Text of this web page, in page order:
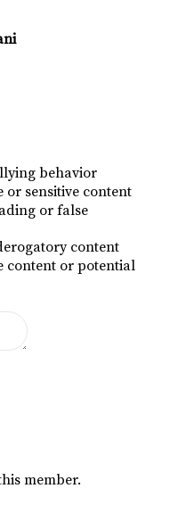
behavior
or sensitive content
or false
content
content or potential
member.